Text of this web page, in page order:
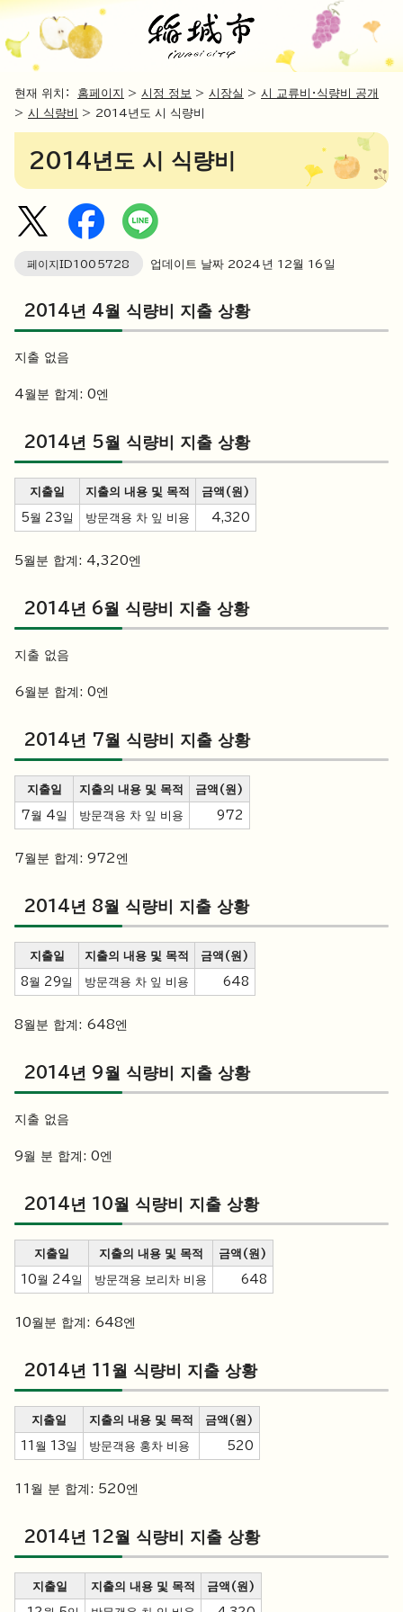
현재 위치： 홈페이지 > 시정 정보 > 시장실 > 시 교류비・식량비 공개
> 시 식량비 > 2014년도 시 식량비
2014년도 시 식량비
페이지ID1005728 업데이트 날짜 2024 년 12월 16 일
2014년 4월 식량비 지출 상황
지출 없음
4월분 합계: 0엔
2014년 5월 식량비 지출 상황
지출일 지출의 내용 및 목적 금액(원)
5월 23일 방문객용 차 잎 비용 4,320
5월분 합계: 4,320엔
2014년 6월 식량비 지출 상황
지출 없음
6월분 합계: 0엔
2014년 7월 식량비 지출 상황
지출일 지출의 내용 및 목적 금액(원)
7월 4일 방문객용 차 잎 비용 972
7월분 합계: 972엔
2014년 8월 식량비 지출 상황
지출일 지출의 내용 및 목적 금액(원)
8월 29일 방문객용 차 잎 비용 648
8월분 합계: 648엔
2014년 9월 식량비 지출 상황
지출 없음
9월 분 합계: 0엔
2014년 10월 식량비 지출 상황
지출일 지출의 내용 및 목적 금액(원)
10월 24일 방문객용 보리차 비용 648
10월분 합계: 648엔
2014년 11월 식량비 지출 상황
지출일 지출의 내용 및 목적 금액(원)
11월 13일 방문객용 홍차 비용 520
11월 분 합계: 520엔
2014년 12월 식량비 지출 상황
지출일 지출의 내용 및 목적 금액(원)